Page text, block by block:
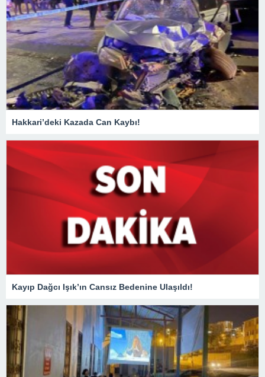
Hakkari’deki Kazada Can Kaybı!
Kayıp Dağcı Işık’ın Cansız Bedenine Ulaşıldı!